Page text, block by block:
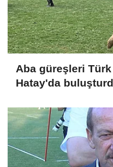
Aba güreşleri Türk
Hatay'da